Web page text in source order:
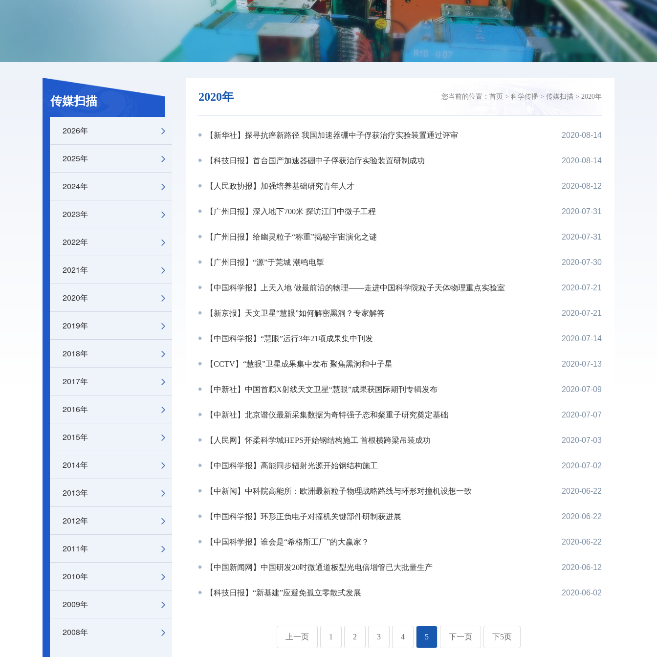
传媒扫描
2026年
2025年
2024年
2023年
2022年
2021年
2020年
2019年
2018年
2017年
2016年
2015年
2014年
2013年
2012年
2011年
2010年
2009年
2008年
2020年 您当前的位置： 首页 > 科学传播 > 传媒扫描 > 2020年
【新华社】探寻抗癌新路径 我国加速器硼中子俘获治疗实验装置通过评审 2020-08-14
【科技日报】首台国产加速器硼中子俘获治疗实验装置研制成功 2020-08-14
【人民政协报】加强培养基础研究青年人才 2020-08-12
【广州日报】深入地下700米 探访江门中微子工程 2020-07-31
【广州日报】给幽灵粒子“称重”揭秘宇宙演化之谜 2020-07-31
【广州日报】“源”于莞城 潮鸣电掣 2020-07-30
【中国科学报】上天入地 做最前沿的物理——走进中国科学院粒子天体物理重点实验室 2020-07-21
【新京报】天文卫星“慧眼”如何解密黑洞？专家解答 2020-07-21
【中国科学报】“慧眼”运行3年21项成果集中刊发 2020-07-14
【CCTV】“慧眼”卫星成果集中发布 聚焦黑洞和中子星 2020-07-13
【中新社】中国首颗X射线天文卫星“慧眼”成果获国际期刊专辑发布 2020-07-09
【中新社】北京谱仪最新采集数据为奇特强子态和粲重子研究奠定基础 2020-07-07
【人民网】怀柔科学城HEPS开始钢结构施工 首根横跨梁吊装成功 2020-07-03
【中国科学报】高能同步辐射光源开始钢结构施工 2020-07-02
【中新闻】中科院高能所：欧洲最新粒子物理战略路线与环形对撞机设想一致 2020-06-22
【中国科学报】环形正负电子对撞机关键部件研制获进展 2020-06-22
【中国科学报】谁会是“希格斯工厂”的大赢家？ 2020-06-22
【中国新闻网】中国研发20吋微通道板型光电倍增管已大批量生产 2020-06-12
【科技日报】“新基建”应避免孤立零散式发展 2020-06-02
上一页 1 2 3 4 5 下一页 下5页